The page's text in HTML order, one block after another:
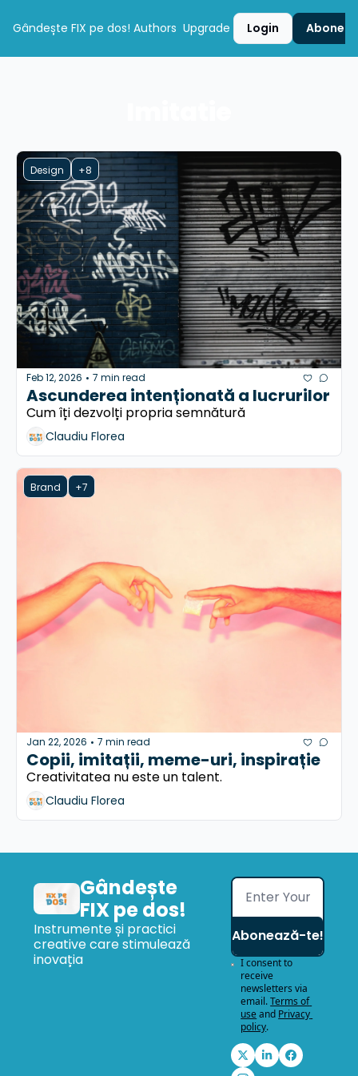
Gândește FIX pe dos! Authors Upgrade Login
Design +8
Feb 12, 2026 • 7 min read
Ascunderea intenționată a lucrurilor
Cum îți dezvolți propria semnătură
Claudiu Florea
Brand +7
Jan 22, 2026 • 7 min read
Creativitatea nu este un talent.
Claudiu Florea
Gândește
FIX pe dos!
Instrumente și practici
creative care stimulează
inovația
Abonează-te!
I consent to
receive
newsletters via
email.Terms of
useand Privacy
policy.